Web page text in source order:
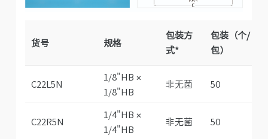
货号 规格
包装方
式*
包装（个/
包）
C22L5N
1/8"HB ×
1/8"HB
非无菌 50
C22R5N
1/4"HB ×
1/4"HB
非无菌 50